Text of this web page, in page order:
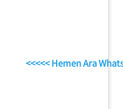
<<<<< Hemen Ara